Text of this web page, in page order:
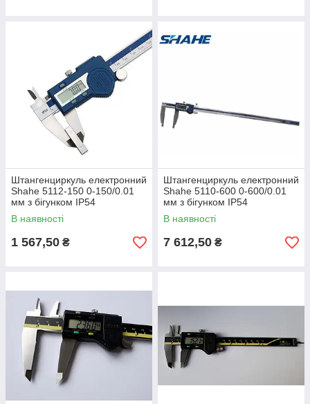
Штангенциркуль електронний
Shahe 5112-150 0-150/0.01
мм з бігунком IP54
В наявності
1 567,50 ₴
Штангенциркуль електронний
Shahe 5110-600 0-600/0.01
мм з бігунком IP54
В наявності
7 612,50 ₴